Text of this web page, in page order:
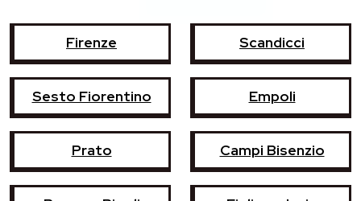
Firenze Scandicci
Sesto Fiorentino Empoli
Prato Campi Bisenzio